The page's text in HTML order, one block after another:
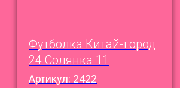
Футболка Китай-город
24 Солянка 11
Артикул: 2422